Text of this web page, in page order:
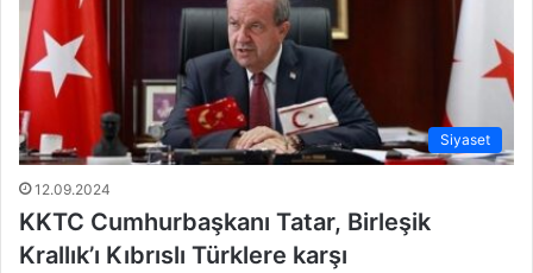
Siyaset
12.09.2024
KKTC Cumhurbaşkanı Tatar, Birleşik
Krallık’ı Kıbrıslı Türklere karşı